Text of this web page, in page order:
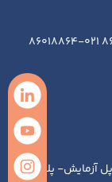
تلفن : 021-86018760 021-86018741 021-86018736 021-86018864
تهران - بزرگراه جلال آل احمد- به سمت غرب- بعد از پل آزمایش- پلاک ۱۹۳